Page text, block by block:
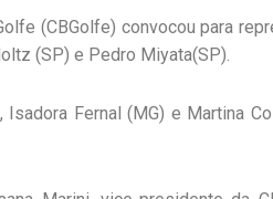
(CBGolfe) convocou para
(SP) e Pedro Miyata(SP).
Isadora Fernal (MG) e Martina